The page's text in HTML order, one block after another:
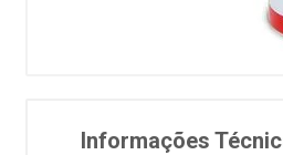
Informações